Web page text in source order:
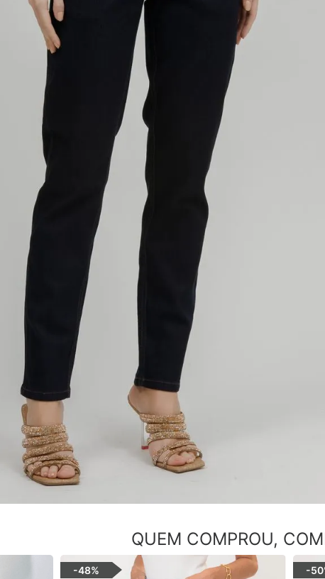
QUEM COMPROU,
-48% -